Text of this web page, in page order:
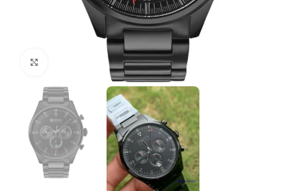
Click to enlarge